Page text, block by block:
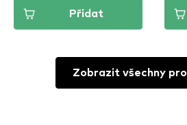
Přidat
Zobrazit všechny